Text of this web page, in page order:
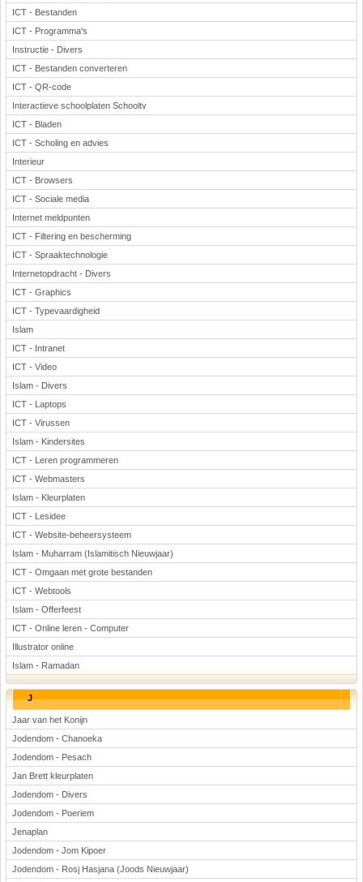
ICT - Bestanden
ICT - Programma's
Instructie - Divers
ICT - Bestanden converteren
ICT - QR-code
Interactieve schoolplaten Schooltv
ICT - Bladen
ICT - Scholing en advies
Interieur
ICT - Browsers
ICT - Sociale media
Internet meldpunten
ICT - Filtering en bescherming
ICT - Spraaktechnologie
Internetopdracht - Divers
ICT - Graphics
ICT - Typevaardigheid
Islam
ICT - Intranet
ICT - Video
Islam - Divers
ICT - Laptops
ICT - Virussen
Islam - Kindersites
ICT - Leren programmeren
ICT - Webmasters
Islam - Kleurplaten
ICT - Lesidee
ICT - Website-beheersysteem
Islam - Muharram (Islamitisch Nieuwjaar)
ICT - Omgaan met grote bestanden
ICT - Webtools
Islam - Offerfeest
ICT - Online leren - Computer
Illustrator online
Islam - Ramadan
J
Jaar van het Konijn
Jodendom - Chanoeka
Jodendom - Pesach
Jan Brett kleurplaten
Jodendom - Divers
Jodendom - Poeriem
Jenaplan
Jodendom - Jom Kipoer
Jodendom - Rosj Hasjana (Joods Nieuwjaar)